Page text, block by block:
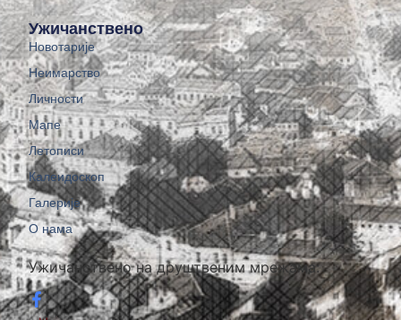
Ужичанствено на друштвеним мрежама:
Ужичанствено
Новотарије
Неимарство
Личности
Мапе
Летописи
Калеидоскоп
Галерије
О нама